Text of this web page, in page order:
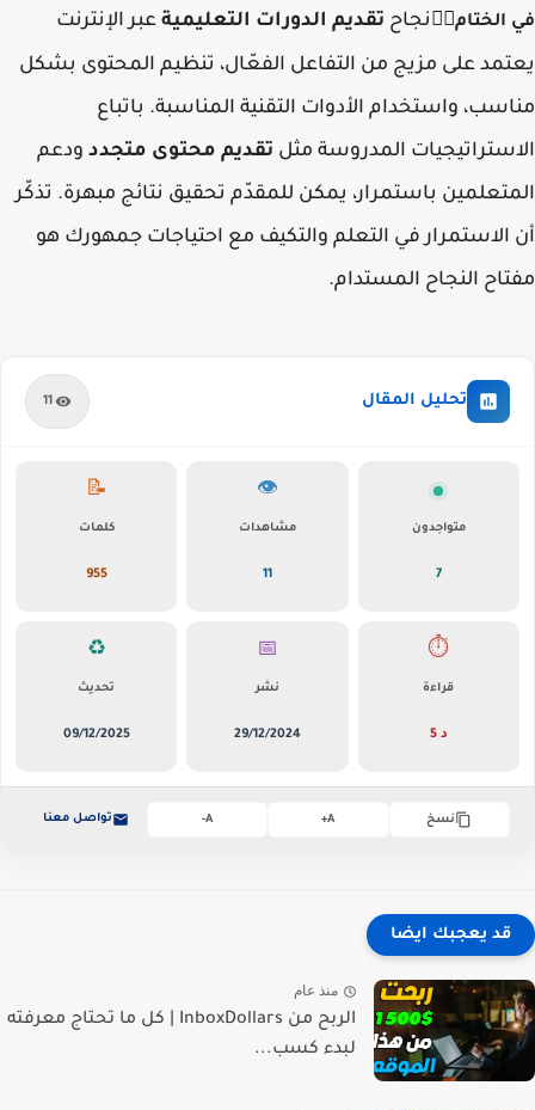
في الختام✍🏻نجاح تقديم الدورات التعليمية عبر الإنترنت
يعتمد على مزيج من التفاعل الفعّال، تنظيم المحتوى بشكل
مناسب، واستخدام الأدوات التقنية المناسبة. باتباع
الاستراتيجيات المدروسة مثل تقديم محتوى متجدد ودعم
المتعلمين باستمرار، يمكن للمقدّم تحقيق نتائج مبهرة. تذكّر
أن الاستمرار في التعلم والتكيف مع احتياجات جمهورك هو
مفتاح النجاح المستدام.
تحليل المقال 11
متواجدون
7
👁️
مشاهدات
11
📝
كلمات
955
⏱️
قراءة
5 د
📅
نشر
29/12/2024
♻️
تحديث
09/12/2025
نسخ A+
A- تواصل معنا
قد يعجبك ايضا
منذ عام
الربح من InboxDollars | كل ما تحتاج معرفته
لبدء كسب...